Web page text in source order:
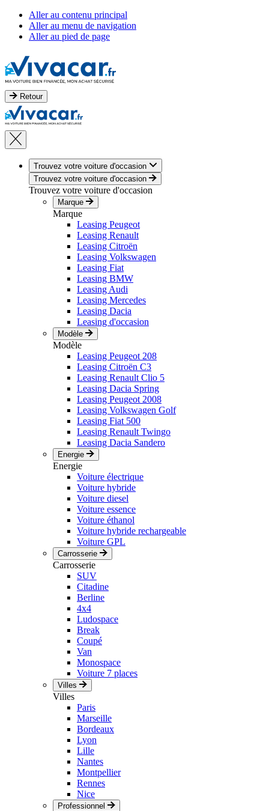
Aller au contenu principal
Aller au menu de navigation
Aller au pied de page
Retour
Trouvez votre voiture d'occasion
Trouvez votre voiture d'occasion
Trouvez votre voiture d'occasion
Marque
Marque
Leasing Peugeot
Leasing Renault
Leasing Citroën
Leasing Volkswagen
Leasing Fiat
Leasing BMW
Leasing Audi
Leasing Mercedes
Leasing Dacia
Leasing d'occasion
Modèle
Modèle
Leasing Peugeot 208
Leasing Citroën C3
Leasing Renault Clio 5
Leasing Dacia Spring
Leasing Peugeot 2008
Leasing Volkswagen Golf
Leasing Fiat 500
Leasing Renault Twingo
Leasing Dacia Sandero
Energie
Energie
Voiture électrique
Voiture hybride
Voiture diesel
Voiture essence
Voiture éthanol
Voiture hybride rechargeable
Voiture GPL
Carrosserie
Carrosserie
SUV
Citadine
Berline
4x4
Ludospace
Break
Coupé
Van
Monospace
Voiture 7 places
Villes
Villes
Paris
Marseille
Bordeaux
Lyon
Lille
Nantes
Montpellier
Rennes
Nice
Professionnel